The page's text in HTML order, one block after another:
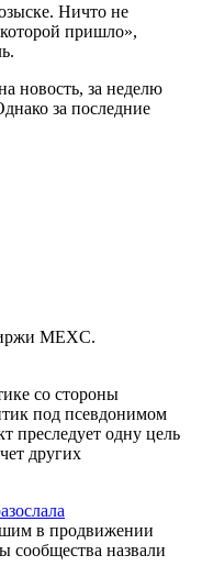
Ничто не
пришло»,
новость, за неделю
за последние
MEXC.
со стороны
под псевдонимом
преследует одну цель
других
в продвижении
сообщества назвали